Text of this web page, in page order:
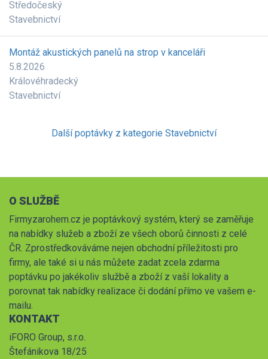
Středočeský
Stavebnictví
Montáž akustických panelů na strop v kanceláři
5.8.2026
Královéhradecký
Stavebnictví
Další poptávky z kategorie Stavebnictví
O SLUŽBĚ
Firmyzarohem.cz je poptávkový systém, který se zaměřuje
na nabídky služeb a zboží ze všech oborů činnosti z celé
ČR. Zprostředkováváme nejen obchodní příležitosti pro
firmy, ale také si u nás můžete zadat zcela zdarma
poptávku po jakékoliv službě a zboží z vaší lokality a
porovnat tak nabídky realizace či dodání přímo ve vašem e-
mailu.
KONTAKT
iFORO Group, s.r.o.
Štefánikova 18/25